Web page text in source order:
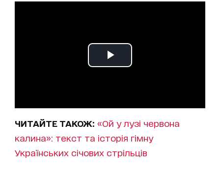
ЧИТАЙТЕ ТАКОЖ: «Ой у лузі червона
калина»: текст та історія гімну
Українських січових стрільців